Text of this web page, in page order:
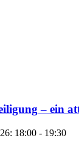
– ein
18:00 - 19:30